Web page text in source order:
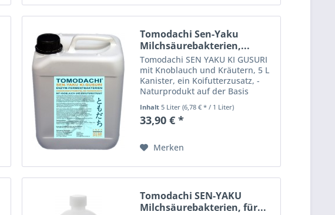
Tomodachi Sen-Yaku
Milchsäurebakterien,...
Tomodachi SEN YAKU KI GUSURI
mit Knoblauch und Kräutern, 5 L
Kanister, ein Koifutterzusatz, -
Naturprodukt auf der Basis
enzymatisch gesteuerter
heterofermentativer
Bakterienkulturen,
Knoblauch und...
Inhalt5 Liter(6,78 € * / 1 Liter)
33,90 € *
Merken
Tomodachi SEN-YAKU
Milchsäurebakterien, für...